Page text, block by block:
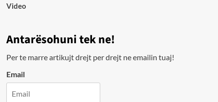
Video
Antarësohuni tek ne!
Per te marre artikujt drejt per drejt ne emailin tuaj!
Email